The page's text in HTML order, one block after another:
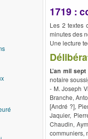
1719 :
Les 2 textes
minutes des
Une lecture
L’an mil
notaire
- M. Joseph
Branche,
[André ?],
Jaquier,
Chaudin,
communiers,